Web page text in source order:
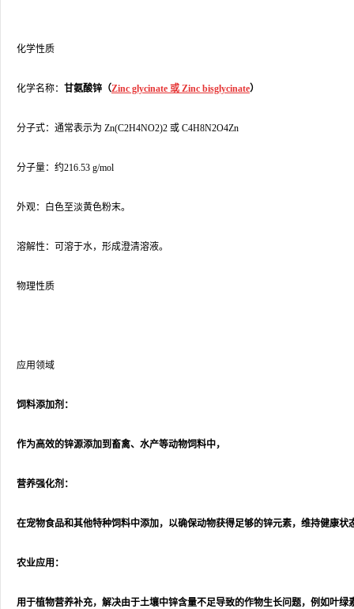
化学性质
化学名称： 甘氨酸锌（Zinc glycinate 或 Zinc bisglycinate）
分子式：通常表示为 Zn(C2H4NO2)2 或 C4H8N2O4Zn
分子量：约216.53 g/mol
外观：白色至淡黄色粉末。
溶解性：可溶于水，形成澄清溶液。
物理性质
应用领域
饲料添加剂：
作为高效的锌源添加到畜禽、水产等动物饲料中，
营养强化剂：
在宠物食品和其他特种饲料中添加，以确保动物获得足够的锌元素，维持健康状
农业应用：
用于植物营养补充，解决由于土壤中锌含量不足导致的作物生长问题，例如叶绿